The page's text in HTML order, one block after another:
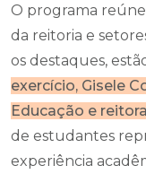
O programa
da reitoria e
os destaques,
exercício, Gisele
Educação e
de estudantes
experiência